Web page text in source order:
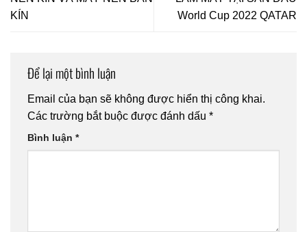
KÍN
World Cup 2022 QATAR
Để lại một bình luận
Email của bạn sẽ không được hiển thị công khai.
Các trường bắt buộc được đánh dấu *
Bình luận *